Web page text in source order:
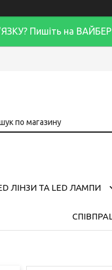
Пишіть на
ЛІНЗИ ТА LED ЛАМПИ